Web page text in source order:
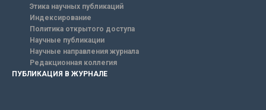
Этика научных публикаций
Индексирование
Политика открытого доступа
Научные публикации
Научные направления журнала
Редакционная коллегия
ПУБЛИКАЦИЯ В ЖУРНАЛЕ